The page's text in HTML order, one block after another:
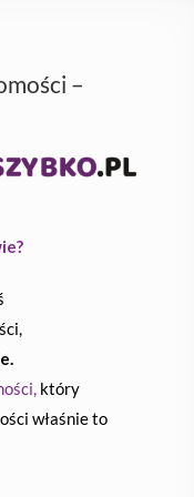
–
który
właśnie to